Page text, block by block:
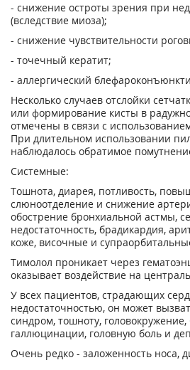
- снижение остроты зрения при
(вследствие миоза);
- снижение чувствительности
- точечный кератит;
- аллергический
Несколько случаев отслойки
или формирование кисты в
отмечены в связи с
При длительном использовании
наблюдалось обратимое
Системные:
Тошнота, диарея, потливость,
слюноотделение и снижение
обострение бронхиальной астмы,
недостаточность, брадикардия,
коже, височные и
Тимолол проникает через
оказывает воздействие на
У всех пациентов, страдающих
недостаточностью, он может
синдром, тошноту, головокружение,
галлюцинации, головную боль и
Очень редко - заложенность носа,